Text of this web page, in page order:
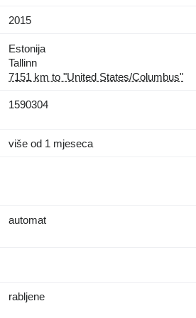
2015
Estonija
Tallinn
7151 km to "United States/Columbus"
1590304
više od 1 mjeseca
automat
rabljene